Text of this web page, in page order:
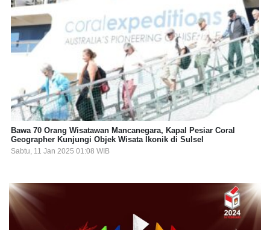
Bawa 70 Orang Wisatawan Mancanegara, Kapal Pesiar Coral
Geographer Kunjungi Objek Wisata Ikonik di Sulsel
Sabtu, 11 Jan 2025 01:08 WIB